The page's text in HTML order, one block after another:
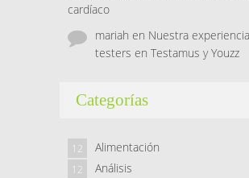
cardíaco
mariah en Nuestra
testers en Testamus y Youzz
Categorías
Alimentación
12
Análisis
12